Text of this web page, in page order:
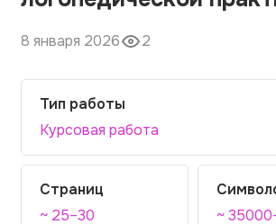
8 января 2026 2
Тип работы
Курсовая работа
Страниц
~ 25–30
~